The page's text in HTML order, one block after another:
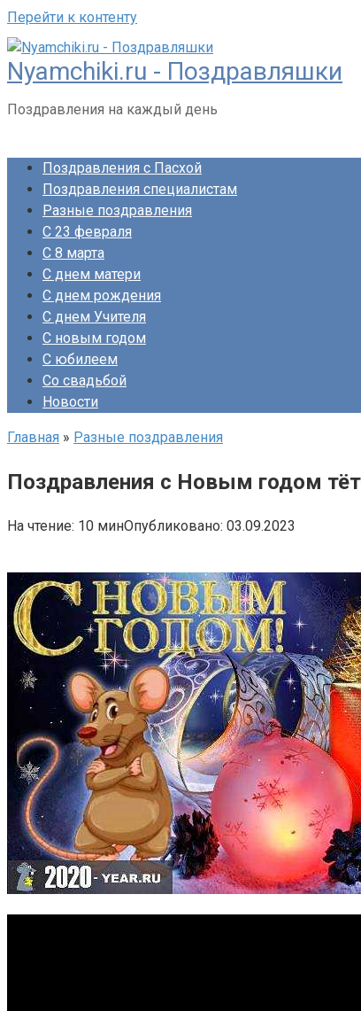
Перейти к контенту
Nyamchiki.ru - Поздравляшки
Поздравления на каждый день
Поздравления с Пасхой
Поздравления специалистам
Разные поздравления
С 23 февраля
С 8 марта
С днем матери
С днем рождения
С днем Учителя
С новым годом
С юбилеем
Со свадьбой
Новости
Главная » Разные поздравления
Поздравления с Новым годом
На чтение: 10 минОпубликовано: 03.09.2023